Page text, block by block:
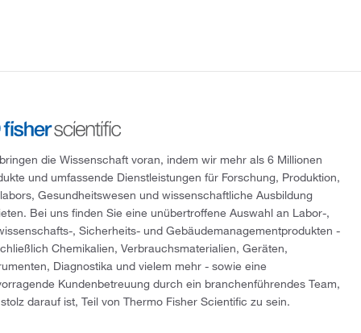
die Wissenschaft voran, indem wir mehr als 6 Millionen
und umfassende Dienstleistungen für Forschung, Produktion,
Gesundheitswesen und wissenschaftliche Ausbildung
Bei uns finden Sie eine unübertroffene Auswahl an Labor-,
, Sicherheits- und Gebäudemanagementprodukten -
Chemikalien, Verbrauchsmaterialien, Geräten,
Diagnostika und vielem mehr - sowie eine
Kundenbetreuung durch ein branchenführendes Team,
darauf ist, Teil von Thermo Fisher Scientific zu sein.